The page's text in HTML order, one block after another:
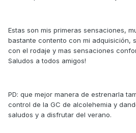
Estas son mis primeras sensaciones,
bastante contento con mi adquisición,
con el rodaje y mas sensaciones
Saludos a todos amigos!
PD: que mejor manera de estrenarla
control de la GC de alcolehemia y
saludos y a disfrutar del verano.